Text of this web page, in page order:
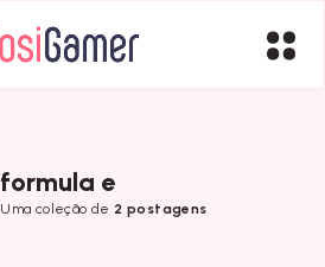
formula e
Uma coleção de 2 postagens